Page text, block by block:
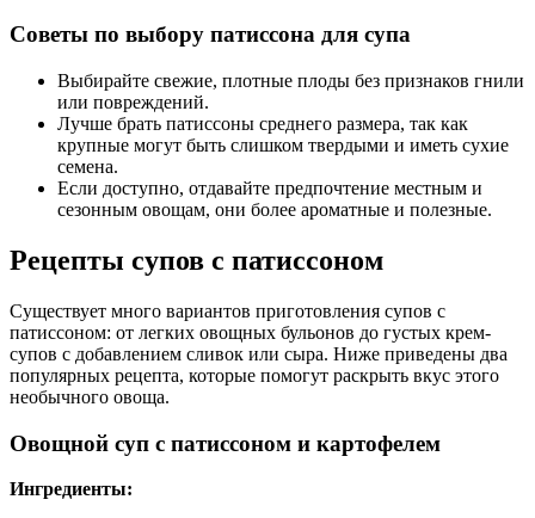
Советы по выбору патиссона для супа
Выбирайте свежие, плотные плоды без признаков гнили
или повреждений.
Лучше брать патиссоны среднего размера, так как
крупные могут быть слишком твердыми и иметь сухие
семена.
Если доступно, отдавайте предпочтение местным и
сезонным овощам, они более ароматные и полезные.
Рецепты супов с патиссоном
Существует много вариантов приготовления супов с
патиссоном: от легких овощных бульонов до густых крем-
супов с добавлением сливок или сыра. Ниже приведены два
популярных рецепта, которые помогут раскрыть вкус этого
необычного овоща.
Овощной суп с патиссоном и картофелем
Ингредиенты: